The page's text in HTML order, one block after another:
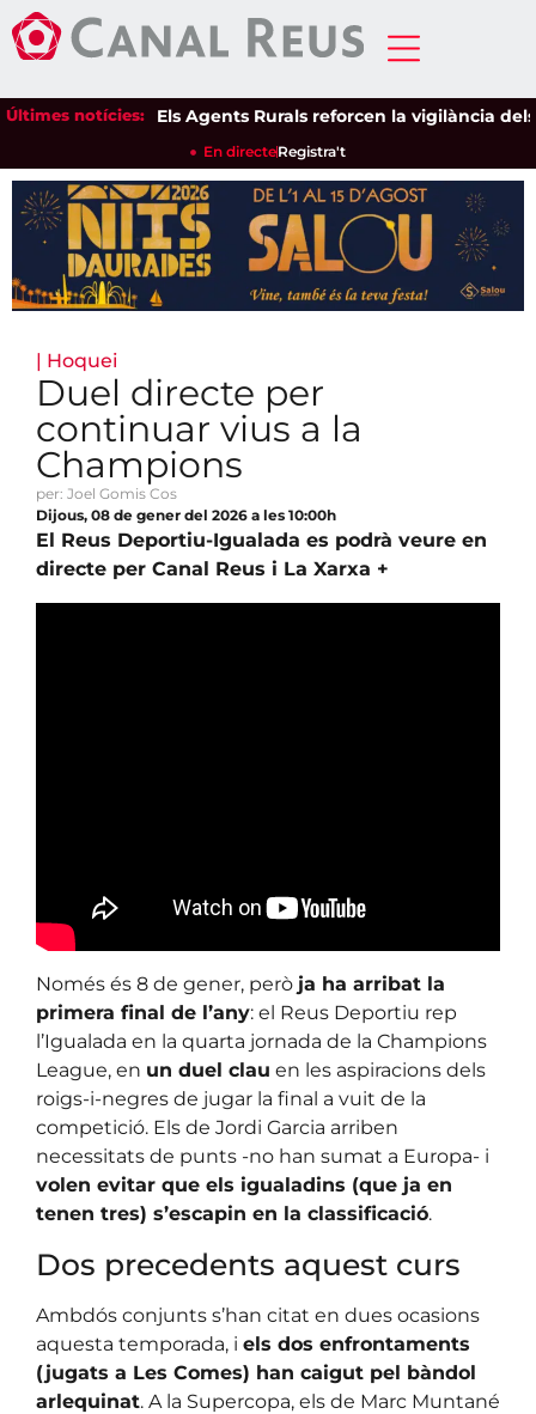
Últimes notícies:Els Agents Rurals reforcen la vigilància dels
En directeRegistra't
| Hoquei
Duel directe per
continuar vius a la
Champions
per: Joel Gomis Cos
Dijous, 08 de gener del 2026 a les 10:00h
El Reus Deportiu-Igualada es podrà veure en
directe per Canal Reus i La Xarxa +
Només és 8 de gener, però ja ha arribat la
primera final de l’any: el Reus Deportiu rep
l’Igualada en la quarta jornada de la Champions
League, en un duel clau en les aspiracions dels
roigs-i-negres de jugar la final a vuit de la
competició. Els de Jordi Garcia arriben
necessitats de punts -no han sumat a Europa- i
volen evitar que els igualadins (que ja en
tenen tres) s’escapin en la classificació.
Dos precedents aquest curs
Ambdós conjunts s’han citat en dues ocasions
aquesta temporada, i els dos enfrontaments
(jugats a Les Comes) han caigut pel bàndol
arlequinat. A la Supercopa, els de Marc Muntané